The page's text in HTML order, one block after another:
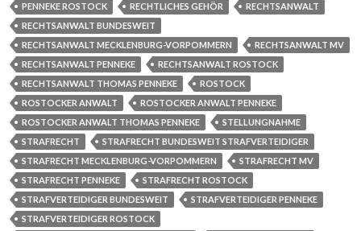
PENNEKE ROSTOCK
RECHTLICHES GEHÖR
RECHTSANWALT
RECHTSANWALT BUNDESWEIT
RECHTSANWALT MECKLENBURG-VORPOMMERN
RECHTSANWALT MV
RECHTSANWALT PENNEKE
RECHTSANWALT ROSTOCK
RECHTSANWALT THOMAS PENNEKE
ROSTOCK
ROSTOCKER ANWALT
ROSTOCKER ANWALT PENNEKE
ROSTOCKER ANWALT THOMAS PENNEKE
STELLUNGNAHME
STRAFRECHT
STRAFRECHT BUNDESWEIT STRAFVERTEIDIGER
STRAFRECHT MECKLENBURG-VORPOMMERN
STRAFRECHT MV
STRAFRECHT PENNEKE
STRAFRECHT ROSTOCK
STRAFVERTEIDIGER BUNDESWEIT
STRAFVERTEIDIGER PENNEKE
STRAFVERTEIDIGER ROSTOCK